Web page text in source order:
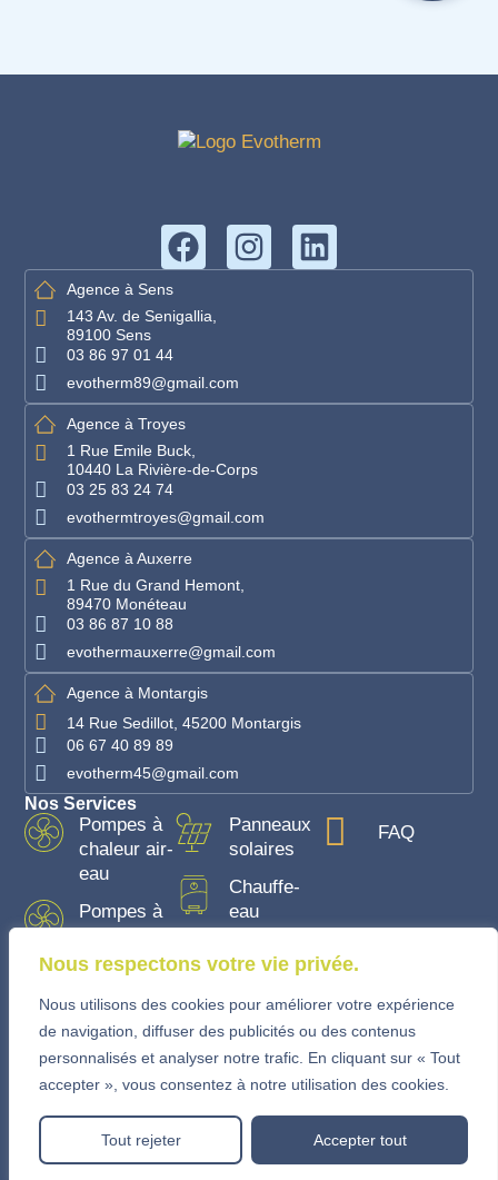
Nous respectons votre vie privée.
Nous utilisons des cookies pour améliorer votre expérience
de navigation, diffuser des publicités ou des contenus
personnalisés et analyser notre trafic. En cliquant sur « Tout
accepter », vous consentez à notre utilisation des cookies.
Tout rejeter Accepter tout
Agence à Sens
143 Av. de Senigallia,
89100 Sens
03 86 97 01 44
evotherm89@gmail.com
Agence à Troyes
1 Rue Emile Buck,
10440 La Rivière-de-Corps
03 25 83 24 74
evothermtroyes@gmail.com
Agence à Auxerre
1 Rue du Grand Hemont,
89470 Monéteau
03 86 87 10 88
evothermauxerre@gmail.com
Agence à Montargis
14 Rue Sedillot, 45200 Montargis
06 67 40 89 89
evotherm45@gmail.com
Nos Services
Pompes à
chaleur air-
eau
Pompes à
air
Panneaux
solaires
Chauffe-
eau
FAQ
Mentions légales
Politique de confidentialité
Sitemap
© 2024 Evotherm ~ Tous droits
Réalisé par Agence
Moove